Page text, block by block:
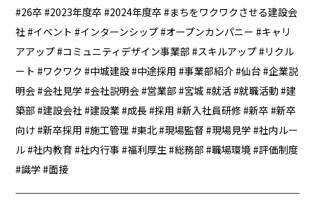
26卒 2023年度卒 2024年度卒
まちをワクワクさせる建設会
社
イベント インターンシップ オープンカンパニー
キャリ
アアップ コミュニティデザイン事業部 スキルアップ
リクル
ート
ワクワク 中城建設 中途採用 事業部紹介 仙台 企業説
明会 会社見学 会社説明会 営業部 宮城 就活 就職活動 建
築部
建設会社 建設業 成長 採用 新入社員研修 新卒
新卒
向け 新卒採用 施工管理 東北 現場監督 現場見学
社内ルー
ル 社内教育 社内行事 福利厚生 総務部 職場環境 評価制度
識学
面接